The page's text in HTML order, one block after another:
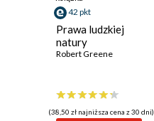
42 pkt
Prawa ludzkiej
natury
Robert Greene
(38,50 zł najniższa cena z 30 dni)